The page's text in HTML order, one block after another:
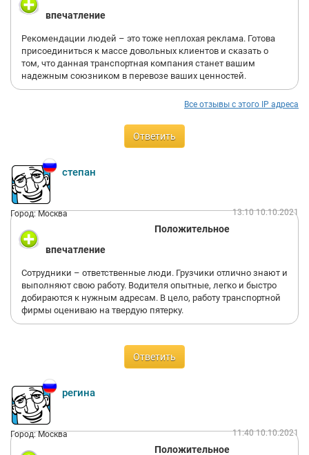
впечатление
Рекомендации людей – это тоже неплохая реклама. Готова
присоединиться к массе довольных клиентов и сказать о
том, что данная транспортная компания станет вашим
надежным союзником в перевозе ваших ценностей.
Все отзывы с этого IP адреса
Ответить
степан
Город: Москва 13:10 10.10.2021
Положительное
впечатление
Сотрудники – ответственные люди. Грузчики отлично знают и
выполняют свою работу. Водителя опытные, легко и быстро
добираются к нужным адресам. В цело, работу транспортной
фирмы оцениваю на твердую пятерку.
Ответить
регина
Город: Москва 11:40 10.10.2021
Положительное